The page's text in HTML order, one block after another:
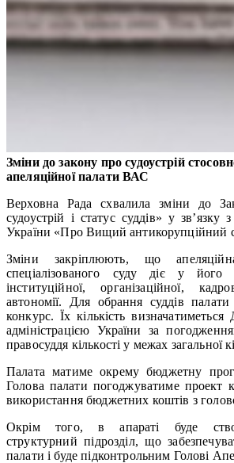
Зміни до закону про cудоустрій
апеляційної палати ВАС
Верховна Рада схвалила зміни до
судоустрій і статус суддів» у зв’язку
України «Про Вищий антикорупційний
Зміни закріплюють, що
спеціалізованого суду діє у його
інституційної, організаційної,
автономії. Для обрання суддів
конкурс. Їх кількість
адміністрацією України за
правосуддя кількості у межах загальної
Палата матиме окрему бюджетну
Голова палати погоджуватиме проект
використання бюджетних коштів з
Окрім того, в апараті буде
структурний підрозділ, що
палати і буде підконтрольним Голові